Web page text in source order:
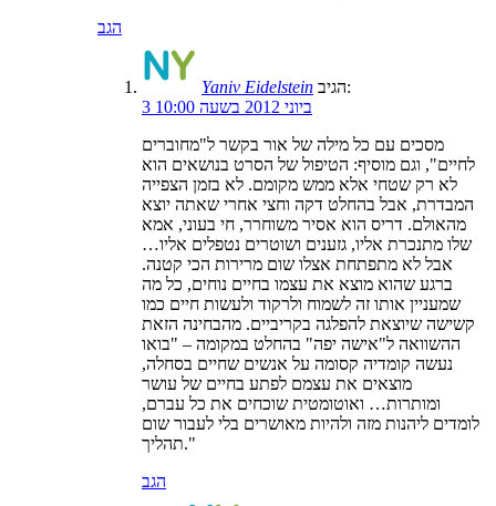
הגב
Yaniv Eidelstein
הגיב:
3 ביוני 2012 בשעה 10:00
מסכים עם כל מילה של אור בקשר ל"מחוברים
לחיים", וגם מוסיף: הטיפול של הסרט בנושאים הוא
לא רק שטחי אלא ממש מקומם. לא בזמן הצפייה
המבדרת, אבל בהחלט דקה וחצי אחרי שאתה יוצא
מהאולם. דריס הוא אסיר משוחרר, חי בעוני, אמא
שלו מתנכרת אליו, גזענים ושוטרים נטפלים אליו…
אבל לא מתפתחת אצלו שום מרירות הכי קטנה.
ברגע שהוא מוצא את עצמו בחיים נוחים, כל מה
שמעניין אותו זה לשמוח ולרקוד ולעשות חיים כמו
קשישה שיוצאת להפלגה בקריביים. מהבחינה הזאת
ההשוואה ל"אישה יפה" בהחלט במקומה – "בואו
נעשה קומדיה קסומה על אנשים שחיים בסחלה,
מוצאים את עצמם לפתע בחיים של עושר
ומותרות… ואוטומטית שוכחים את כל עברם,
לומדים ליהנות מזה ולהיות מאושרים בלי לעבור שום
תהליך."
הגב